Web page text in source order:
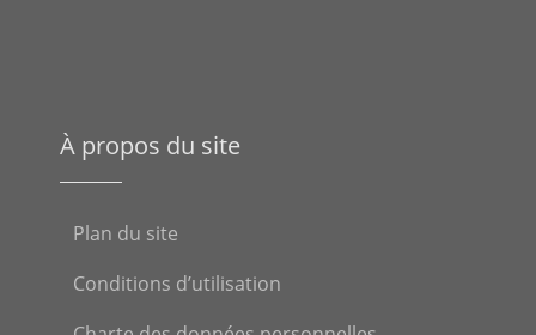
À propos du site
Plan du site
Conditions d’utilisation